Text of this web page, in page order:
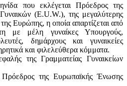
που εκλέγεται Πρόεδρος της
(E.U.W.), της μεγαλύτερης
Ευρώπης, η οποία απαρτίζεται από
με μέλη γυναίκες Υπουργούς,
δημάρχους και γυναικείες
και φιλελεύθερα κόμματα.
της Γραμματείας Γυναικείων
Πρόεδρος της Ευρωπαϊκής Ένωσης